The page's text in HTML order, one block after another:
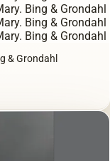
& Grondahl